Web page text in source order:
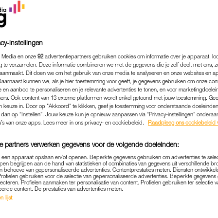
WANTROUWEN
IN 'HELP, MIJN
'WAT EEN
MEDIA
14-02-2023 | REDACTIE NIEUWS
goed. Mijn man Jeroen heeft een gigantische
instellingen
Media en onze 92 advertentiepartners gebruiken cookies om informatie over je apparaat,
te verzamelen. Deze informatie combineren we met de gegevens die je zelf deelt met ons,
Dit doen we om het gebruik van onze media te analyseren en onze websites en
kunnen we, als je hier toestemming voor geeft, je gegevens gebruiken om onze
en aanbod te personaliseren en je relevante advertenties te tonen, en voor
Ook content van 13 externe platformen wordt enkel getoond met jouw toestemming.
keuze in. Door op "Akkoord" te klikken, geef je toestemming voor onderstaande
op “Instellen”. Jouw keuze kun je opnieuw aanpassen via “Privacy-instellingen”
van onze apps. Lees meer in ons privacy- en cookiebeleid.
Raadpleeg ons cookiebeleid
partners verwerken gegevens voor de volgende doeleinden:
een apparaat opslaan en/of openen. Beperkte gegevens gebruiken om advertenties te
begrijpen aan de hand van statistieken of combinaties van gegevens uit verschillende
behoeve van gepersonaliseerde advertenties. Contentprestaties meten. Diensten
gebruiken voor de selectie van gepersonaliseerde advertenties. Beperkte
Profielen aanmaken ter personalisatie van content. Profielen gebruiken ter selectie
content. De prestaties van advertenties meten.
lijst